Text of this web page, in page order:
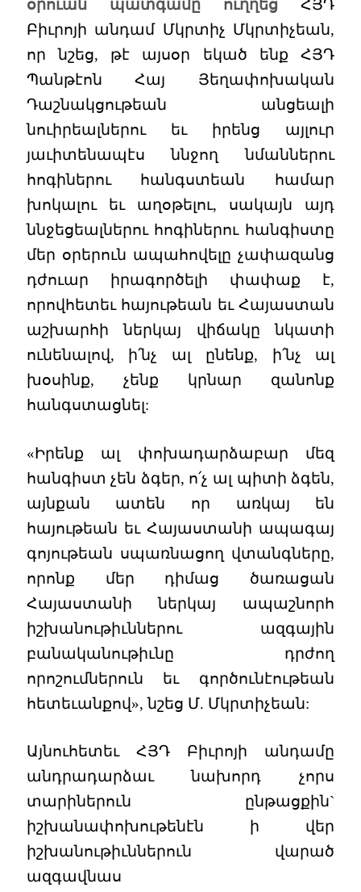
օրուան պատգամը ուղղեցՀՅԴ
Բիւրոյի անդամ Մկրտիչ Մկրտիչեան,
որ նշեց, թէ այսօր եկած ենք ՀՅԴ
Պանթէոն Հայ Յեղափոխական
Դաշնակցութեան անցեալի
նուիրեալներու եւ իրենց այլուր
յաւիտենապէս ննջող նմաններու
հոգիներու հանգստեան համար
խոկալու եւ աղօթելու, սակայն այդ
ննջեցեալներու հոգիներու հանգիստը
մեր օրերուն ապահովելը չափազանց
դժուար իրագործելի փափաք է,
որովհետեւ հայութեան եւ Հայաստան
աշխարհի ներկայ վիճակը նկատի
ունենալով, ի՛նչ ալ ընենք, ի՛նչ ալ
խօսինք, չենք կրնար զանոնք
հանգստացնել:
«Իրենք ալ փոխադարձաբար մեզ
հանգիստ չեն ձգեր, ո՛չ ալ պիտի ձգեն,
այնքան ատեն որ առկայ են
հայութեան եւ Հայաստանի ապագայ
գոյութեան սպառնացող վտանգները,
որոնք մեր դիմաց ծառացան
Հայաստանի ներկայ ապաշնորհ
իշխանութիւններու ազգային
բանականութիւնը դրժող
որոշումներուն եւ գործունէութեան
հետեւանքով», նշեց Մ. Մկրտիչեան:
Այնուհետեւ ՀՅԴ Բիւրոյի անդամը
անդրադարձաւ նախորդ չորս
տարիներուն ընթացքին`
իշխանափոխութենէն ի վեր
իշխանութիւններուն վարած
ազգավնաս